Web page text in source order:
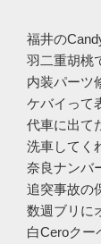
福井の
羽二重胡桃
内装パーツ
ケバイって
代車に出て
洗車してく
奈良ナンバ
追突事故の
数週ブリに
白Ceroクー